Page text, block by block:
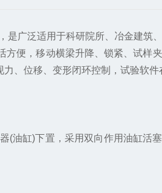
广泛适用于科研院所、冶金建筑
方便，移动横梁升降、锁紧、试样
、位移、变形闭环控制，试验软件
油缸)下置，采用双向作用油缸活